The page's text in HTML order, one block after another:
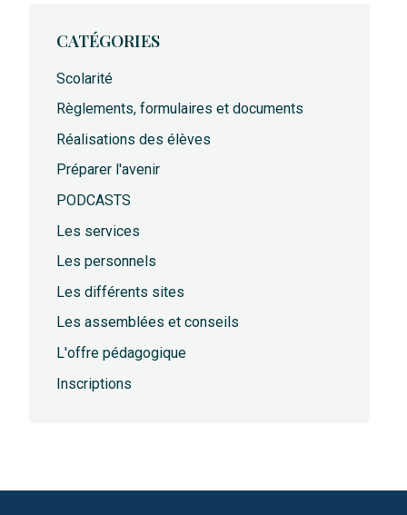
CATÉGORIES
Scolarité
Règlements, formulaires et documents
Réalisations des élèves
Préparer l'avenir
PODCASTS
Les services
Les personnels
Les différents sites
Les assemblées et conseils
L'offre pédagogique
Inscriptions